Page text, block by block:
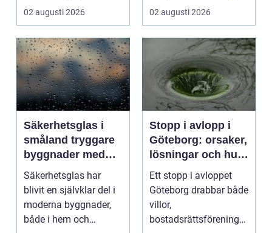
tentaplugg och sena
02 augusti 2026
trygghet, tillgängl...
02 augusti 2026
Säkerhetsglas i
småland tryggare
byggnader med
smarta
glaslösningar
Säkerhetsglas har
blivit en självklar del i
moderna byggnader,
både i hem och
Stopp i avlopp i
Göteborg: orsaker,
lösningar och hur
problem kan
undvikas
Ett stopp i avloppet
Göteborg drabbar både
villor,
bostadsrättsföreningar